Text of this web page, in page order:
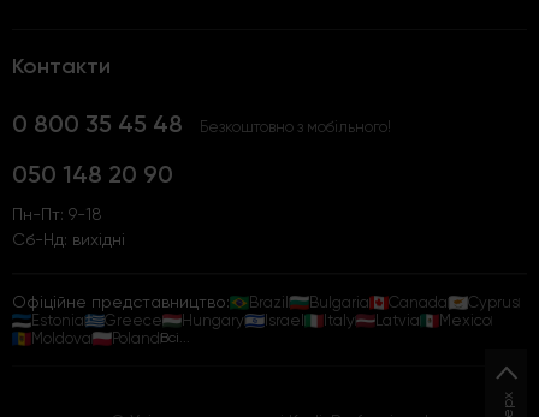
Контакти
0 800 35 45 48 Безкоштовно з мобільного!
050 148 20 90
Пн-Пт: 9-18
Сб-Нд: вихідні
Офіційне представництво: Brazil Bulgaria Canada
Cyprus
Estonia
Greece Hungary Israel Italy Latvia
Mexico
Moldova
Poland Всі...